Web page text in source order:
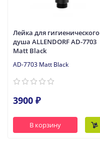
Лейка для гигиенического
душа ALLENDORF AD-7703
Matt Black
AD-7703 Matt Black
3900 ₽
В корзину